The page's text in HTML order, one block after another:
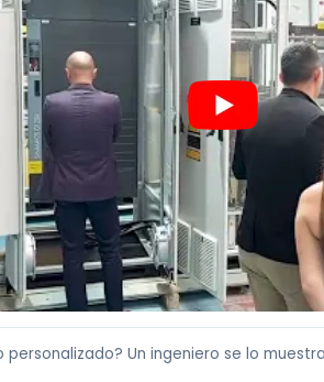
personalizado? Un ingeniero se lo